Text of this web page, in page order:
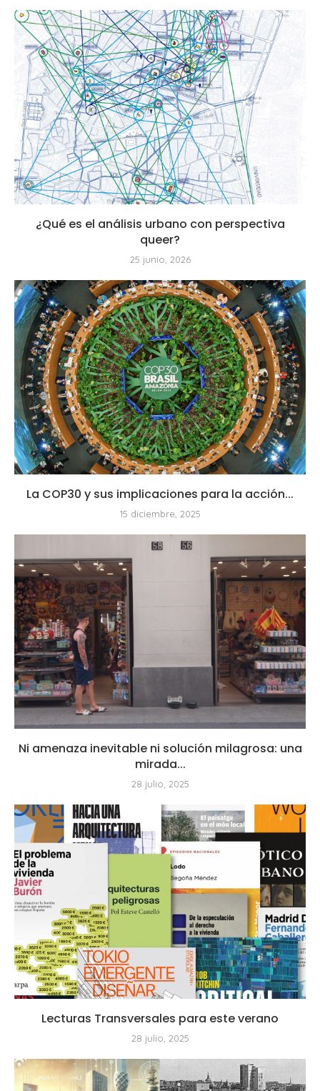
¿Qué es el análisis urbano con perspectiva
queer?
25 junio, 2026
La COP30 y sus implicaciones para la acción...
15 diciembre, 2025
Ni amenaza inevitable ni solución milagrosa: una
mirada...
28 julio, 2025
Lecturas Transversales para este verano
28 julio, 2025